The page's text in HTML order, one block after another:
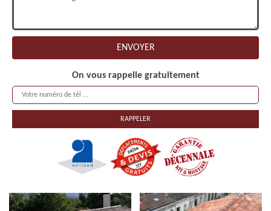
On vous rappelle gratuitement